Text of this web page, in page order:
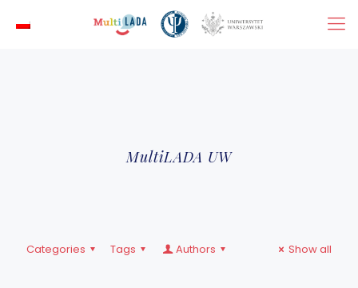
MultiLADA UW
Categories Tags Authors Show all